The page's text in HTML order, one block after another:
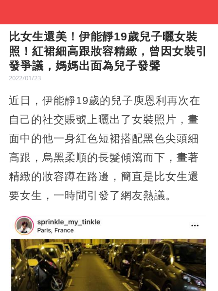
比女生還美！伊能靜19歲兒子曬女裝
照！紅裙細高跟妝容精緻，曾因女裝引
發爭議，媽媽出面為兒子發聲
2022/01/23
近日，伊能靜19歲的兒子庾恩利再次在
自己的社交賬號上曬出了女裝照片，畫
面中的他一身紅色短裙搭配黑色尖頭細
高跟，烏黑柔順的長髮傾瀉而下，畫著
精緻的妝容蹲在路邊，簡直是比女生還
要女生，一時間引發了網友熱議。